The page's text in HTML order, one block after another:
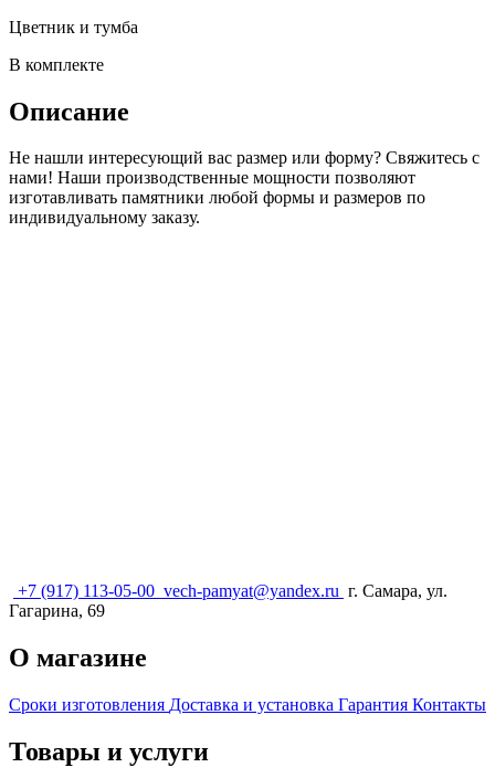
Цветник и тумба
В комплекте
Описание
Не нашли интересующий вас размер или форму? Свяжитесь с
нами! Наши производственные мощности позволяют
изготавливать памятники любой формы и размеров по
индивидуальному заказу.
+7 (917) 113-05-00 vech-pamyat@yandex.ru г. Самара, ул.
Гагарина, 69
О магазине
Сроки изготовления Доставка и установка Гарантия Контакты
Товары и услуги